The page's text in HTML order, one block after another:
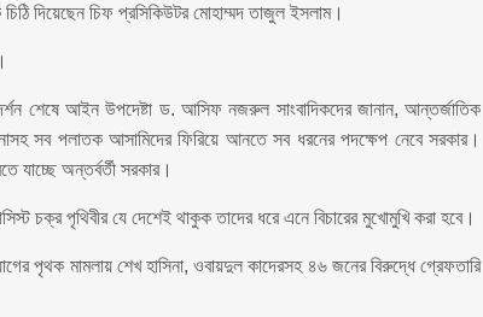
দিয়েছেন চিফ প্রসিকিউটর মোহাম্মদ তাজুল ইসলাম।
শেষে আইন উপদেষ্টা ড. আসিফ নজরুল সাংবাদিকদের জানান, আন্তর্জাতিক
সব পলাতক আসামিদের ফিরিয়ে আনতে সব ধরনের পদক্ষেপ নেবে সরকার।
যাচ্ছে অন্তর্বর্তী সরকার।
চক্র পৃথিবীর যে দেশেই থাকুক তাদের ধরে এনে বিচারের মুখোমুখি করা হবে।
পৃথক মামলায় শেখ হাসিনা, ওবায়দুল কাদেরসহ ৪৬ জনের বিরুদ্ধে গ্রেফতারি